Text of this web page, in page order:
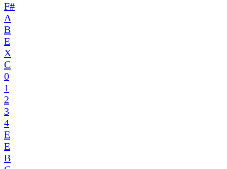
F#
A
B
E
X
C
0
1
2
3
4
E
E
B